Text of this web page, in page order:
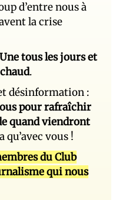
d’entre nous à
la crise
tous les jours et
.
désinformation :
pour rafraîchir
quand viendront
qu’avec vous !
du Club
qui nous